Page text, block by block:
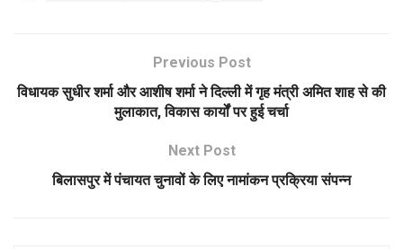
Previous Post
विधायक सुधीर शर्मा और आशीष शर्मा ने दिल्ली में गृह मंत्री अमित शाह से की
मुलाकात, विकास कार्यों पर हुई चर्चा
Next Post
बिलासपुर में पंचायत चुनावों के लिए नामांकन प्रक्रिया संपन्न